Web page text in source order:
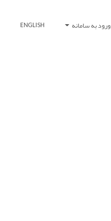
ورود به سامانه ENGLISH